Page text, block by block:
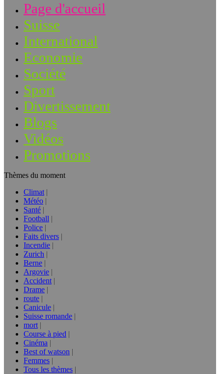
Page d'accueil
Suisse
International
Economie
Société
Sport
Divertissement
Blogs
Vidéos
Promotions
Thèmes du moment
Climat
Météo
Santé
Football
Police
Faits divers
Incendie
Zurich
Berne
Argovie
Accident
Drame
route
Canicule
Suisse romande
mort
Course à pied
Cinéma
Best of watson
Femmes
Tous les thèmes